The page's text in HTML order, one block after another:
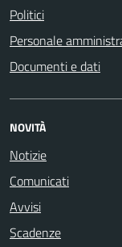
Politici
Personale
Documenti e dati
NOVITÀ
Notizie
Comunicati
Avvisi
Scadenze